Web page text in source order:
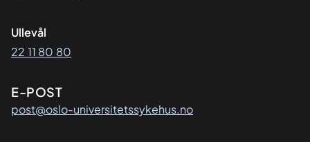
Ullevål
22 11 80 80
E-POST
post@oslo-universitetssykehus.no